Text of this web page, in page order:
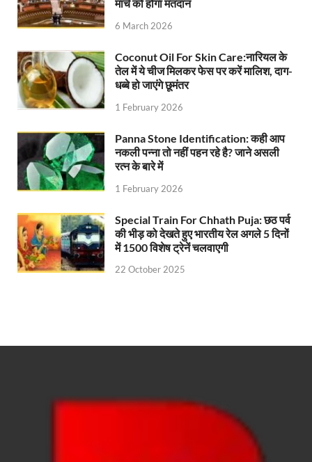
FCI News: पहली बार फूड कॉर्पोरेशन ऑफ इंडिया (FCI)
Shakti Sadan Yojana: संकटग्रस्त महिलाओं के लिए
UP Ayush App: योगी सरकार जल्द लांच करेगी आयुष एप,
CM Yogi Gift: मुख्यमंत्री योगी आदित्यनाथ ने लघु व सीमांत
River Drone Survey Model: सीएम योगी के रिवर ड्रोन
Yuwa Sahkar Sammelan: मुख्यमंत्री ने डीएम वाराणसी
Delhi Air Pollution: फेफड़ों के लिए कितनी खतरनाक हुई
Save Aravali Movement: क्या है अरावली की नई
Anil Vij Statement: कांग्रेस का अविश्वास प्रस्ताव सदन
Chronic Kidney Disease: क्रोनिक किडनी डिजीज
मार्च को होगा मतदान
6 March 2026
Coconut Oil For Skin Care:नारियल के
तेल में ये चीज मिलकर फेस पर करें मालिश, दाग-
धब्बे हो जाएंगे छूमंतर
1 February 2026
Panna Stone Identification: कही आप
नकली पन्ना तो नहीं पहन रहे है? जाने असली
रत्न के बारे में
1 February 2026
Special Train For Chhath Puja: छठ पर्व
की भीड़ को देखते हुए भारतीय रेल अगले 5 दिनों
में 1500 विशेष ट्रेनें चलवाएगी
22 October 2025